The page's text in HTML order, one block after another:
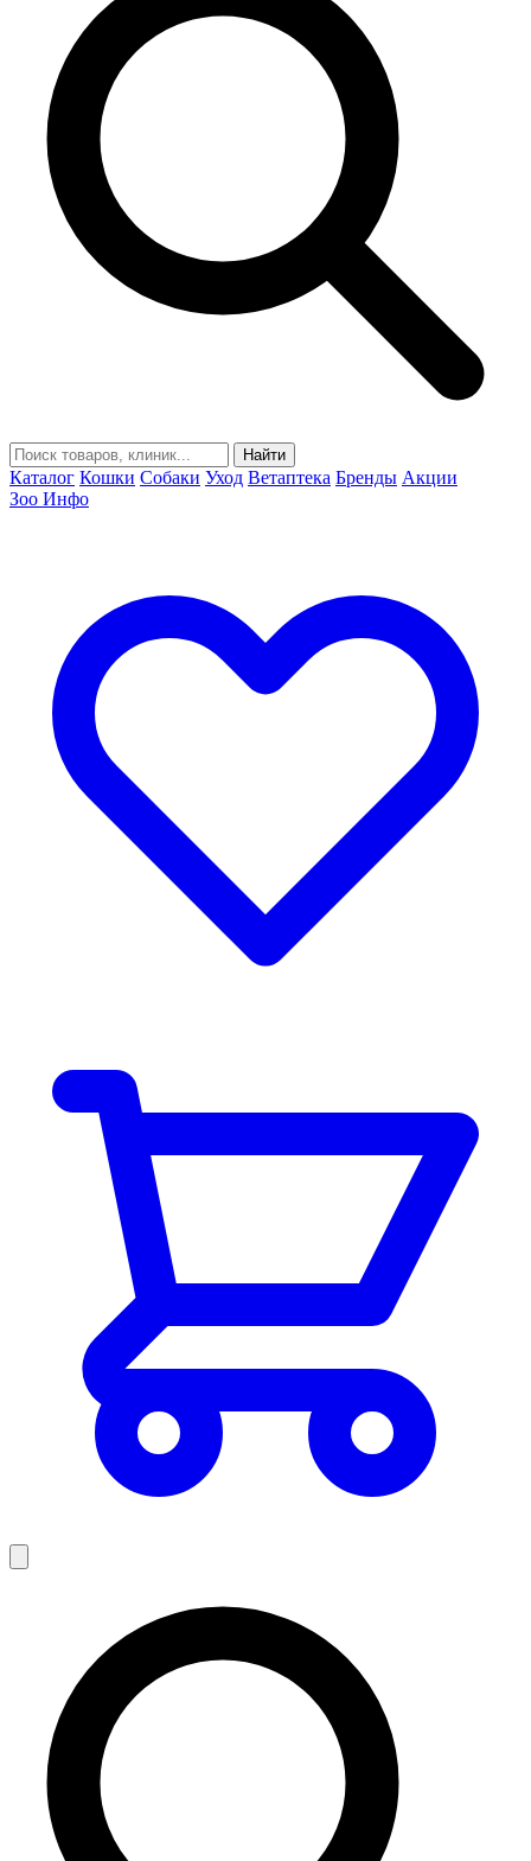
Найти
Каталог Кошки Собаки Уход Ветаптека Бренды Акции
Зоо Инфо